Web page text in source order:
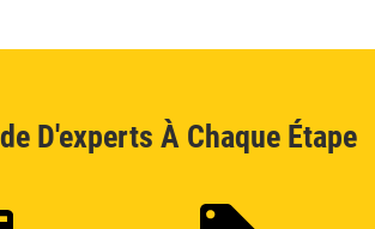
D'experts À Chaque Étape